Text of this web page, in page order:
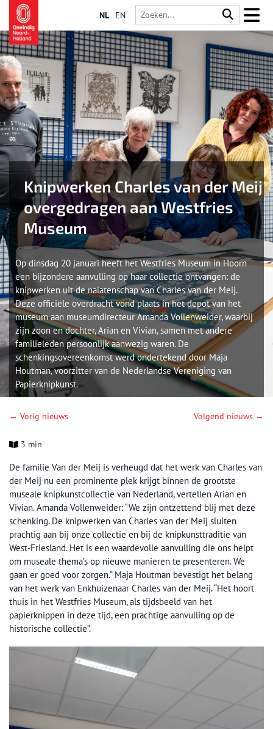
NL EN
Knipwerken Charles van der Meij
overgedragen aan Westfries
Museum
Op dinsdag 20 januari heeft het Westfries Museum in Hoorn
een bijzondere aanvulling op haar collectie ontvangen: de
knipwerken uit de nalatenschap van Charles van der Meij.
Deze officiële overdracht vond plaats in het depot van het
museum aan museumdirecteur Amanda Vollenweider, waarbij
zijn zoon en dochter, Arian en Vivian, samen met andere
familieleden persoonlijk aanwezig waren. De
schenkingsovereenkomst werd ondertekend door Maja
Houtman, voorzitter van de Nederlandse Vereniging van
Papierknipkunst.
← Vorig nieuws Volgend nieuws →
3 min
De familie Van der Meij is verheugd dat het werk van Charles van
der Meij nu een prominente plek krijgt binnen de grootste
museale knipkunstcollectie van Nederland, vertellen Arian en
Vivian. Amanda Vollenweider: “We zijn ontzettend blij met deze
schenking. De knipwerken van Charles van der Meij sluiten
prachtig aan bij onze collectie en bij de knipkunsttraditie van
West-Friesland. Het is een waardevolle aanvulling die ons helpt
om museale thema’s op nieuwe manieren te presenteren. We
gaan er goed voor zorgen.” Maja Houtman bevestigt het belang
van het werk van Enkhuizenaar Charles van der Meij. “Het hoort
thuis in het Westfries Museum, als tijdsbeeld van het
papierknippen in deze tijd, een prachtige aanvulling op de
historische collectie”.